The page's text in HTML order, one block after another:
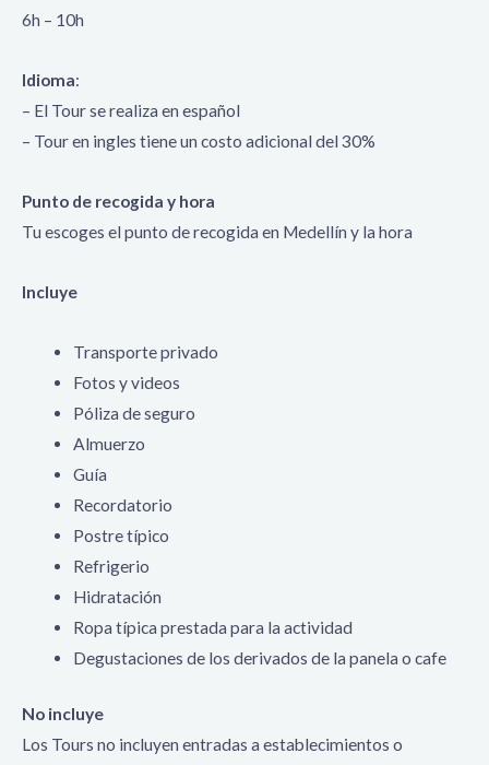
6h – 10h
Idioma:
– El Tour se realiza en español
– Tour en ingles tiene un costo adicional del 30%
Punto de recogida y hora
Tu escoges el punto de recogida en Medellín y la hora
Incluye
Transporte privado
Fotos y videos
Póliza de seguro
Almuerzo
Guía
Recordatorio
Postre típico
Refrigerio
Hidratación
Ropa típica prestada para la actividad
Degustaciones de los derivados de la panela o cafe
No incluye
Los Tours no incluyen entradas a establecimientos o